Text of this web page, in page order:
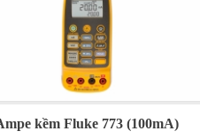
kềm Fluke 773 (100mA)